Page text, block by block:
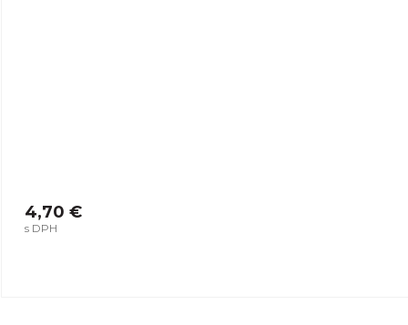
4,70 €
s DPH